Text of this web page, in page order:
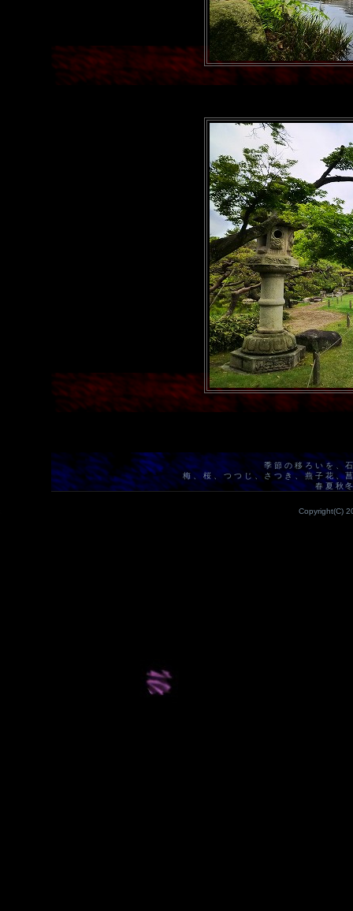
季節の移ろいを、
梅、桜、つつじ、さつき、燕子花、
春夏秋
Copyright(C)